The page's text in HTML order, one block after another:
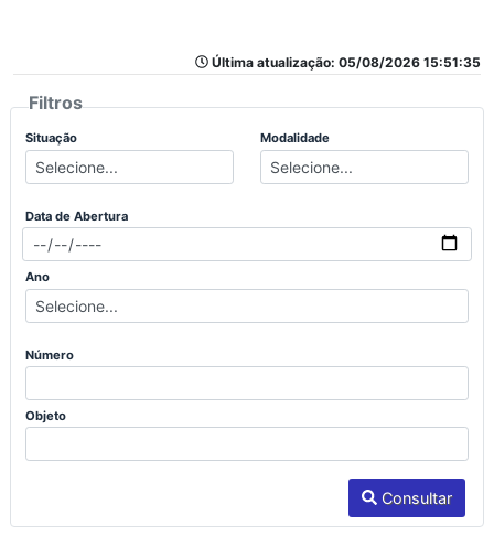
Última atualização: 05/08/2026 15:51:35
Filtros
Situação Modalidade
Data de Abertura
Ano
Número
Objeto
Consultar